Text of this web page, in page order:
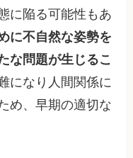
に陥る可能性もあ
に不自然な姿勢を
な問題が生じるこ
になり人間関係に
め、早期の適切な